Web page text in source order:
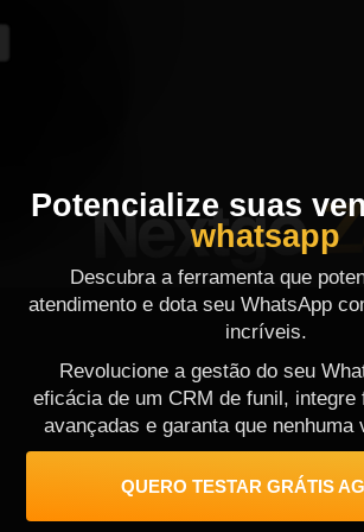
Potencialize suas
whatsapp
Descubra a ferramenta que
atendimento e dota seu WhatsApp
incríveis.
Revolucione a gestão do seu
eficácia de um CRM de funil, integre
avançadas e garanta que nenhuma
QUERO TESTAR GRÁTIS